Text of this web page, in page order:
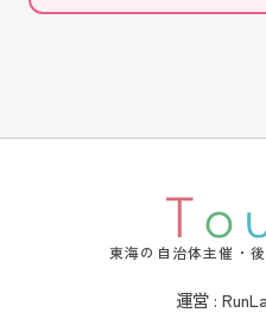
東海の自治体主催・
運営 :